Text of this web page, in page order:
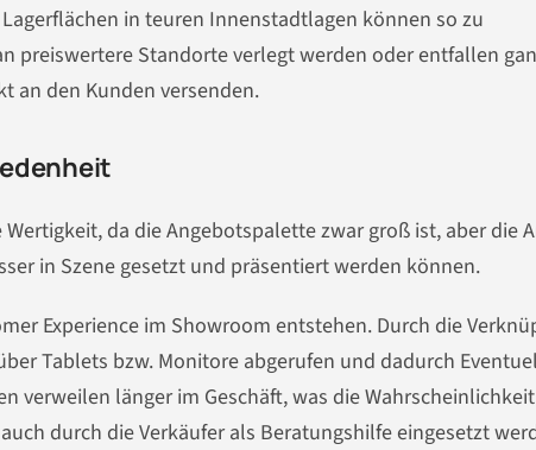
in teuren Innenstadtlagen können so zu
preiswertere Standorte verlegt werden oder entfallen
an den Kunden versenden.
da die Angebotspalette zwar groß ist, aber die
in Szene gesetzt und präsentiert werden können.
Experience im Showroom entstehen. Durch die
Tablets bzw. Monitore abgerufen und dadurch
verweilen länger im Geschäft, was die
durch die Verkäufer als Beratungshilfe eingesetzt